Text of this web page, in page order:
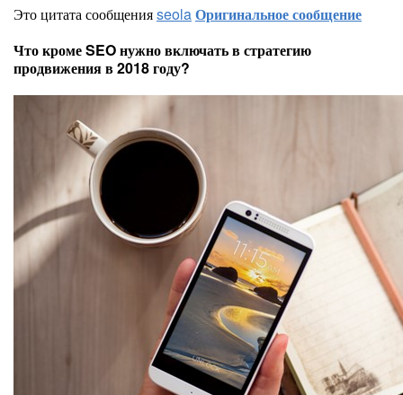
Это цитата сообщенияseolaОригинальное сообщение
Что кроме SEO нужно включать в стратегию
продвижения в 2018 году?